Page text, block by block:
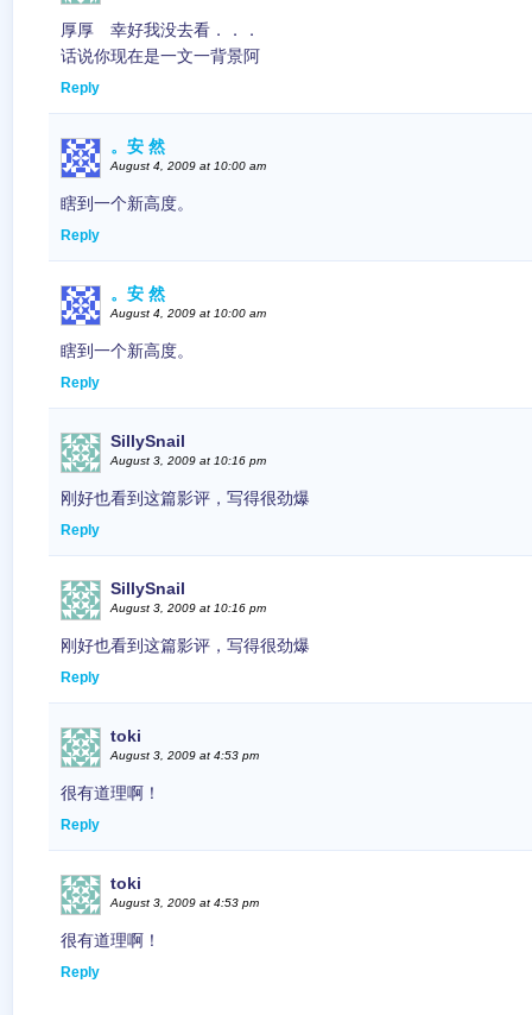
厚厚 幸好我没去看．．．
话说你现在是一文一背景阿
Reply
。安 然
August 4, 2009 at 10:00 am
瞎到一个新高度。
Reply
。安 然
August 4, 2009 at 10:00 am
瞎到一个新高度。
Reply
SillySnail
August 3, 2009 at 10:16 pm
刚好也看到这篇影评，写得很劲爆
Reply
SillySnail
August 3, 2009 at 10:16 pm
刚好也看到这篇影评，写得很劲爆
Reply
toki
August 3, 2009 at 4:53 pm
很有道理啊！
Reply
toki
August 3, 2009 at 4:53 pm
很有道理啊！
Reply